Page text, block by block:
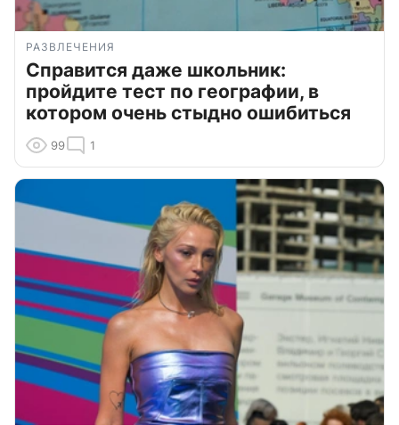
РАЗВЛЕЧЕНИЯ
Справится даже школьник:
пройдите тест по географии, в
котором очень стыдно ошибиться
99 1